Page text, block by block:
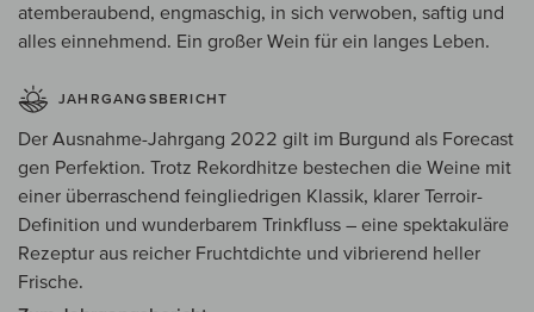
atemberaubend, engmaschig, in sich verwoben, saftig und
alles einnehmend. Ein großer Wein für ein langes Leben.
JAHRGANGSBERICHT
Der Ausnahme-Jahrgang 2022 gilt im Burgund als Forecast
gen Perfektion. Trotz Rekordhitze bestechen die Weine mit
einer überraschend feingliedrigen Klassik, klarer Terroir-
Definition und wunderbarem Trinkfluss – eine spektakuläre
Rezeptur aus reicher Fruchtdichte und vibrierend heller
Frische.